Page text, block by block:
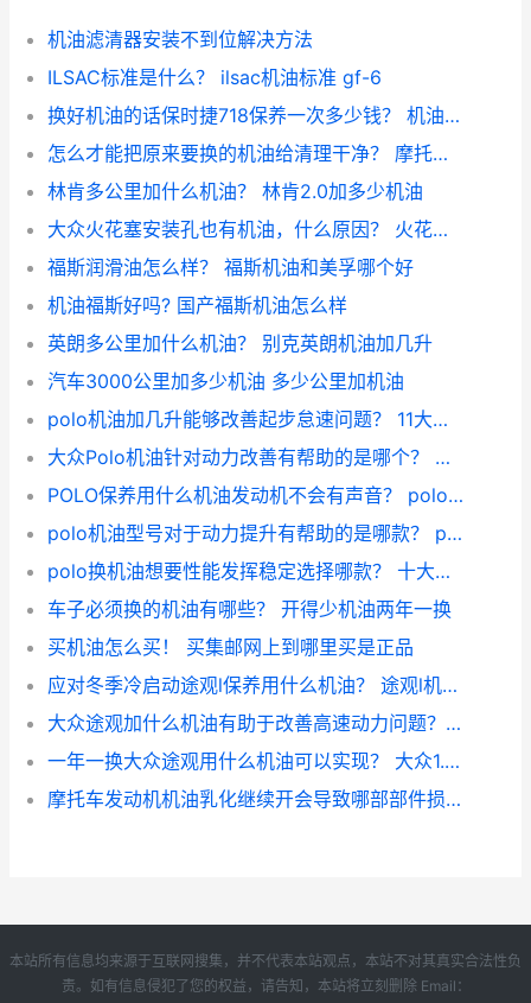
机油滤清器安装不到位解决方法
ILSAC标准是什么？ ilsac机油标准 gf-6
换好机油的话保时捷718保养一次多少钱？ 机油保养一次多少钱
怎么才能把原来要换的机油给清理干净？ 摩托车放机油干净
林肯多公里加什么机油？ 林肯2.0加多少机油
大众火花塞安装孔也有机油，什么原因？ 火花塞孔里有机油会有什么影响
福斯润滑油怎么样？ 福斯机油和美孚哪个好
机油福斯好吗? 国产福斯机油怎么样
英朗多公里加什么机油？ 别克英朗机油加几升
汽车3000公里加多少机油 多少公里加机油
polo机油加几升能够改善起步怠速问题？ 11大众polo1.6怠速抖动
大众Polo机油针对动力改善有帮助的是哪个？ 大众小型车女士polo
POLO保养用什么机油发动机不会有声音？ polo机油保养灯归零
polo机油型号对于动力提升有帮助的是哪款？ polo1.4官方建议机油
polo换机油想要性能发挥稳定选择哪款？ 十大不建议买的机油排行榜
车子必须换的机油有哪些？ 开得少机油两年一换
买机油怎么买！ 买集邮网上到哪里买是正品
应对冬季冷启动途观l保养用什么机油？ 途观l机油保养灯归零
大众途观加什么机油有助于改善高速动力问题？ 大众途观l用什么机油
一年一换大众途观用什么机油可以实现？ 大众1.8t途观用什么机油
摩托车发动机机油乳化继续开会导致哪部部件损坏？(摩托车机油乳化的危害)
本站所有信息均来源于互联网搜集，并不代表本站观点，本站不对其真实合法性负
责。如有信息侵犯了您的权益，请告知，本站将立刻删除 Email：